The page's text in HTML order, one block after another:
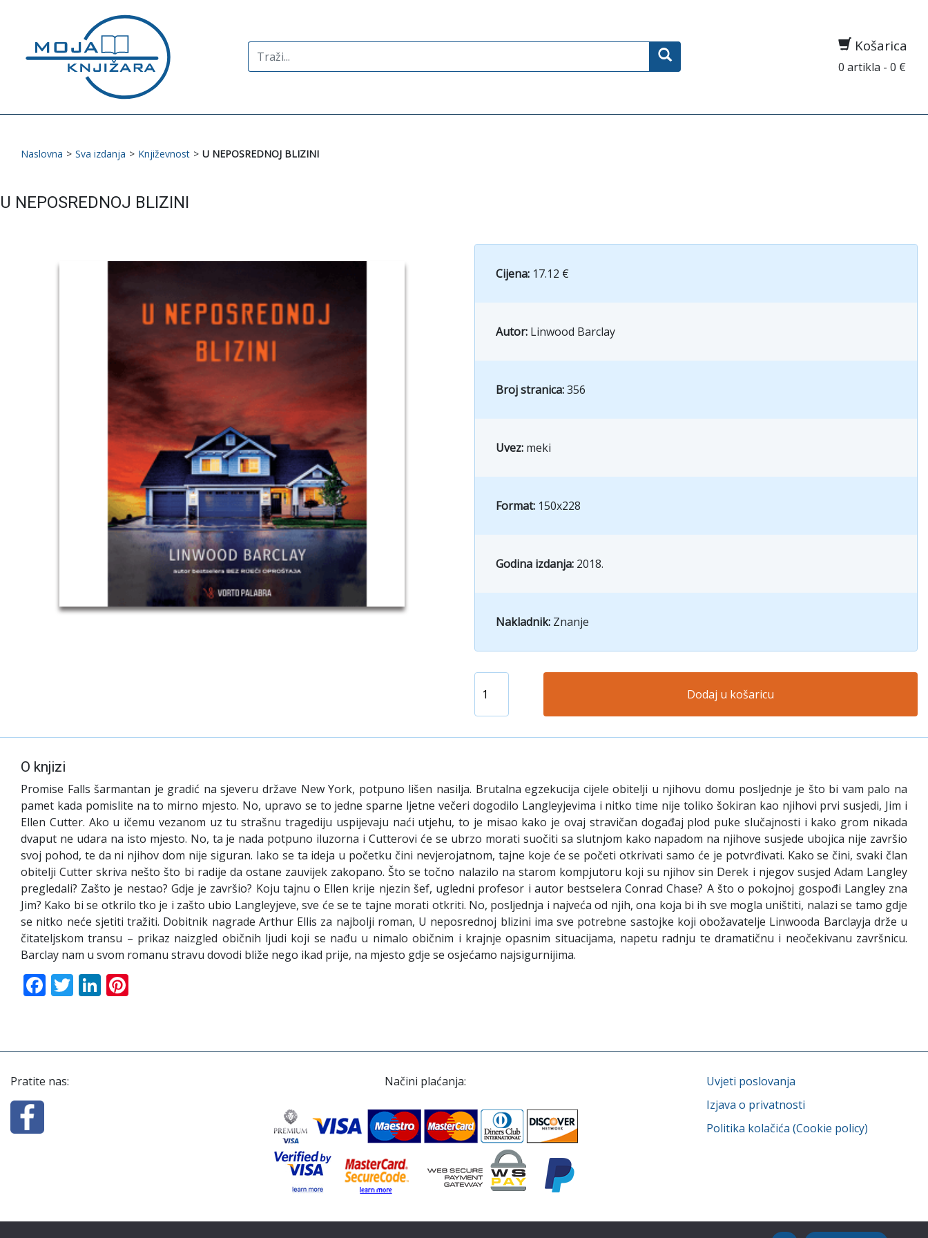
Search
for:
Košarica
0 artikla - 0 €
Naslovna > Sva izdanja > Književnost > U NEPOSREDNOJ BLIZINI
U NEPOSREDNOJ BLIZINI
Cijena: 17.12 €
Autor: Linwood Barclay
Broj stranica:356
Uvez: meki
Format: 150x228
Godina izdanja: 2018.
Nakladnik: Znanje
Dodaj u košaricu
O knjizi
Promise Falls šarmantan je gradić na sjeveru države New York, potpuno lišen nasilja. Brutalna egzekucija cijele obitelji u njihovu domu posljednje je što bi vam palo na
pamet kada pomislite na to mirno mjesto. No, upravo se to jedne sparne ljetne večeri dogodilo Langleyjevima i nitko time nije toliko šokiran kao njihovi prvi susjedi, Jim i
Ellen Cutter. Ako u ičemu vezanom uz tu strašnu tragediju uspijevaju naći utjehu, to je misao kako je ovaj stravičan događaj plod puke slučajnosti i kako grom nikada
dvaput ne udara na isto mjesto. No, ta je nada potpuno iluzorna i Cutterovi će se ubrzo morati suočiti sa slutnjom kako napadom na njihove susjede ubojica nije završio
svoj pohod, te da ni njihov dom nije siguran. Iako se ta ideja u početku čini nevjerojatnom, tajne koje će se početi otkrivati samo će je potvrđivati. Kako se čini, svaki član
obitelji Cutter skriva nešto što bi radije da ostane zauvijek zakopano. Što se točno nalazilo na starom kompjutoru koji su njihov sin Derek i njegov susjed Adam Langley
pregledali? Zašto je nestao? Gdje je završio? Koju tajnu o Ellen krije njezin šef, ugledni profesor i autor bestselera Conrad Chase? A što o pokojnoj gospođi Langley zna
Jim? Kako bi se otkrilo tko je i zašto ubio Langleyjeve, sve će se te tajne morati otkriti. No, posljednja i najveća od njih, ona koja bi ih sve mogla uništiti, nalazi se tamo gdje
se nitko neće sjetiti tražiti. Dobitnik nagrade Arthur Ellis za najbolji roman, U neposrednoj blizini ima sve potrebne sastojke koji obožavatelje Linwooda Barclayja drže u
čitateljskom transu – prikaz naizgled običnih ljudi koji se nađu u nimalo običnim i krajnje opasnim situacijama, napetu radnju te dramatičnu i neočekivanu završnicu.
Barclay nam u svom romanu stravu dovodi bliže nego ikad prije, na mjesto gdje se osjećamo najsigurnijima.
Facebook
TwitterLinkedIn
Pratite nas: Načini plaćanja:
Uvjeti poslovanja
Izjava o privatnosti
Politika kolačića (Cookie policy)